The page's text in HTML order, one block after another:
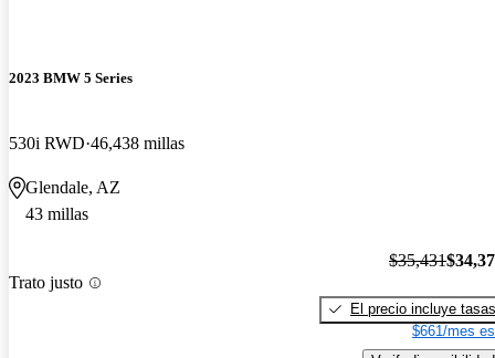
2023 BMW 5 Series
530i RWD 46,438 millas
Glendale, AZ
43 millas
Trato justo
$35,431
El precio incluye tasas
$661/mes